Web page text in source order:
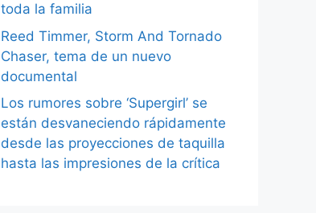
toda la familia
Reed Timmer, Storm And Tornado
Chaser, tema de un nuevo
documental
Los rumores sobre ‘Supergirl’ se
están desvaneciendo rápidamente
desde las proyecciones de taquilla
hasta las impresiones de la crítica